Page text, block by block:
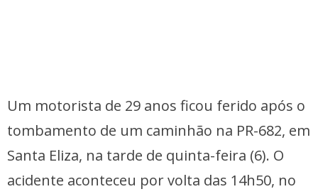
Um motorista de 29 anos ficou ferido após o
tombamento de um caminhão na PR-682, em
Santa Eliza, na tarde de quinta-feira (6). O
acidente aconteceu por volta das 14h50, no